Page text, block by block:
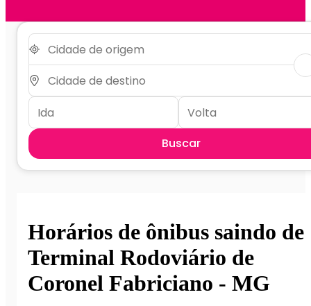
Buscar
Horários de ônibus saindo de
Terminal Rodoviário de
Coronel Fabriciano - MG